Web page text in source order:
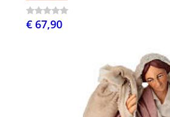
€ 67,90